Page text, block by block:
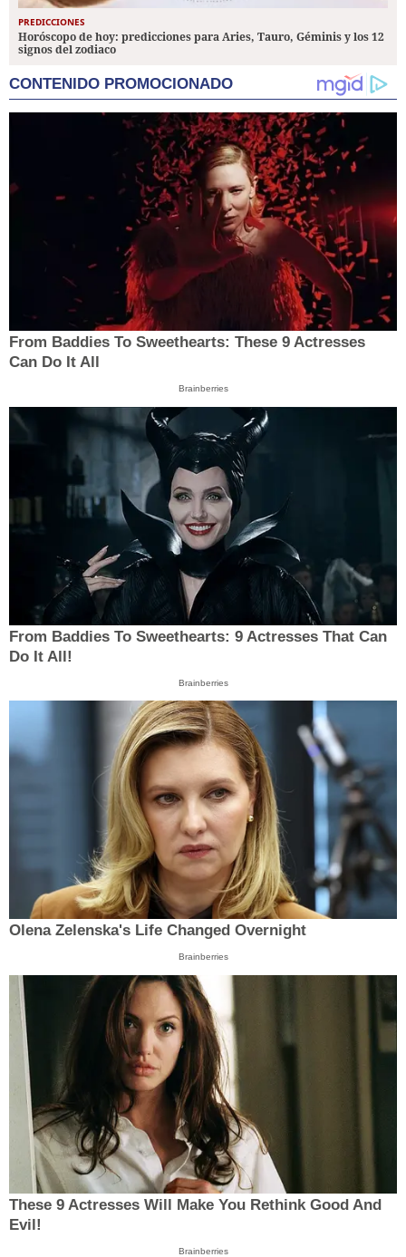
PREDICCIONES
Horóscopo de hoy: predicciones para Aries, Tauro, Géminis y los 12
signos del zodiaco
CONTENIDO PROMOCIONADO
From Baddies To Sweethearts: These 9 Actresses
Can Do It All
Brainberries
From Baddies To Sweethearts: 9 Actresses That Can
Do It All!
Brainberries
Olena Zelenska's Life Changed Overnight
Brainberries
These 9 Actresses Will Make You Rethink Good And
Evil!
Brainberries